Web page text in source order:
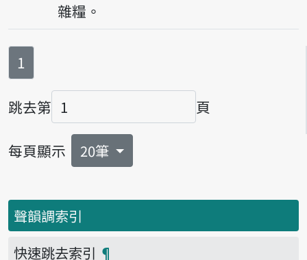
雜糧。
第
1
跳去第
頁碼
頁
每頁顯示 20筆
聲韻調索引
快速跳去索引 ¶